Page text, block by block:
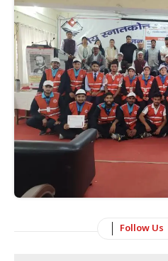
Follow Us